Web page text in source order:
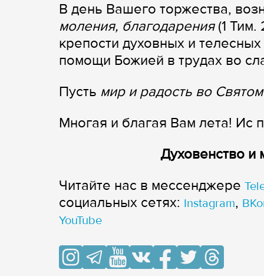
В день Вашего торжества,
моления, благодарения(1 Тим.
крепости духовных и
помощи Божией в трудах во
Пусть мир и радость во
Многая и благая Вам лета! Ис
Духовенство и
Читайте нас в мессенджере
cоциальных сетях: Instagram,
YouTube